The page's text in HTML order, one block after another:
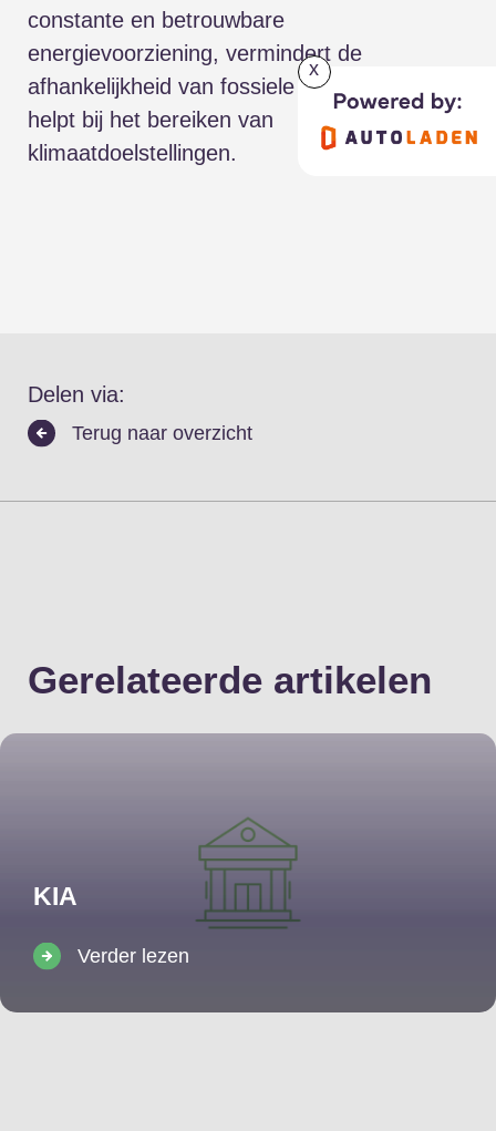
constante en betrouwbare
energievoorziening, vermindert de
afhankelijkheid van fossiele brandstoffen en
helpt bij het bereiken van
klimaatdoelstellingen.
Delen via:
Terug naar overzicht
Gerelateerde artikelen
KIA
Verder lezen
x